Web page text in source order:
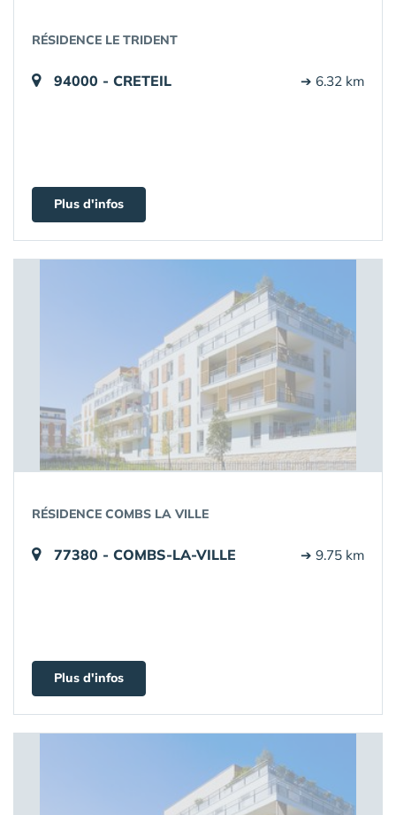
RÉSIDENCE LE TRIDENT
94000 - CRETEIL ➔ 6.32 km
Plus d'infos
RÉSIDENCE COMBS LA VILLE
77380 - COMBS-LA-VILLE ➔ 9.75 km
Plus d'infos